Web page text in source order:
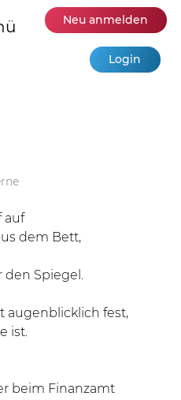
Neu anmelden
Login
auf
dem Bett,
den Spiegel.
augenblicklich fest,
ist.
beim Finanzamt